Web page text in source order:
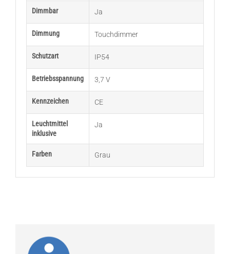
Dimmbar Ja
Dimmung Touchdimmer
Schutzart IP54
Betriebsspannung 3,7 V
Kennzeichen CE
Leuchtmittel
inklusive
Ja
Farben Grau